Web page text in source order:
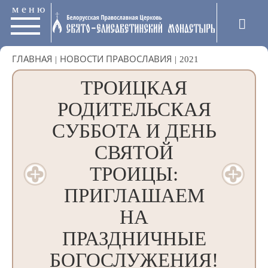
меню
ГЛАВНАЯ | НОВОСТИ ПРАВОСЛАВИЯ | 2021
ТРОИЦКАЯ
РОДИТЕЛЬСКАЯ
СУББОТА И ДЕНЬ
СВЯТОЙ
ТРОИЦЫ:
ПРИГЛАШАЕМ
НА
ПРАЗДНИЧНЫЕ
БОГОСЛУЖЕНИЯ!